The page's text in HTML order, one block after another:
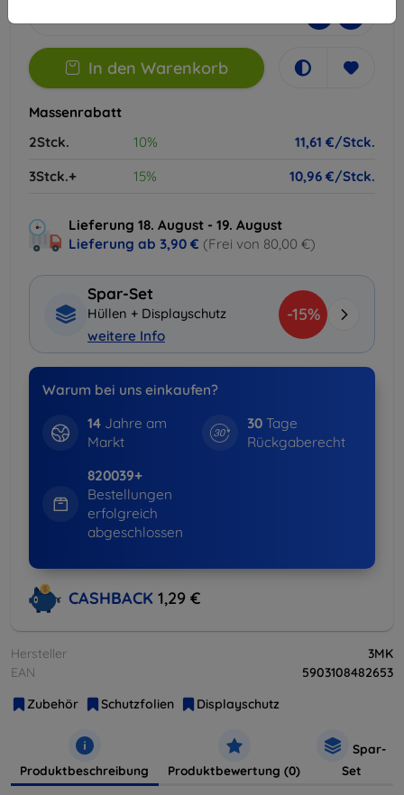
- +
In den Warenkorb
Massenrabatt
2Stck.
10%
11,61 €/Stck.
3Stck.+
15% 10,96 €/Stck.
Lieferung 18. August - 19. August
Lieferung ab 3,90 € (Frei von 80,00 €)
Spar-Set
Hüllen + Displayschutz
weitere Info
-15%
Warum bei uns einkaufen?
14Jahre am
Markt
30 Tage
Rückgaberecht
820039+
Bestellungen
erfolgreich
abgeschlossen
CASHBACK 1,29 €
Hersteller
3MK
EAN
5903108482653
Zubehör
Schutzfolien Displayschutz
Produktbeschreibung Produktbewertung (0)
Spar-
Set